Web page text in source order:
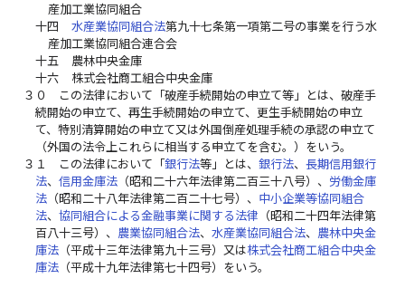
産加工業協同組合
十四
水産業協同組合法第九十七条第一項第二号の事業を行う水
産加工業協同組合連合会
十五
農林中央金庫
十六
株式会社商工組合中央金庫
３０
この法律において「破産手続開始の申立て等」とは、破産手
続開始の申立て、再生手続開始の申立て、更生手続開始の申立
て、特別清算開始の申立て又は外国倒産処理手続の承認の申立て
（外国の法令上これらに相当する申立てを含む。）をいう。
３１
この法律において「銀行法等」とは、銀行法、長期信用銀行
法、信用金庫法 （昭和二十六年法律第二百三十八号）、 労働金庫
法 （昭和二十八年法律第二百二十七号）、 中小企業等協同組合
法、協同組合による金融事業に関する法律 （昭和二十四年法律第
百八十三号）、 農業協同組合法、水産業協同組合法、 農林中央金
庫法 （平成十三年法律第九十三号）又は株式会社商工組合中央金
庫法 （平成十九年法律第七十四号）をいう。